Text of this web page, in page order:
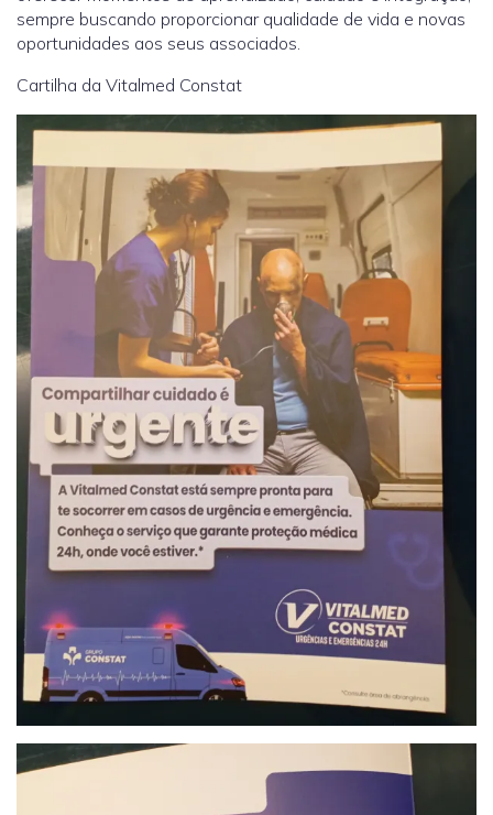
sempre buscando proporcionar qualidade de vida e novas
oportunidades aos seus associados.
Cartilha da Vitalmed Constat